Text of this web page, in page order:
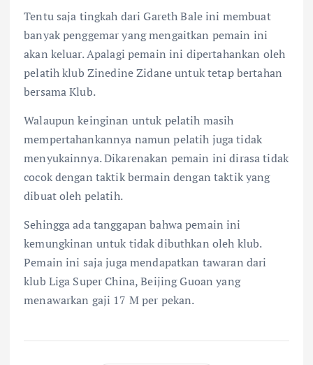
Tentu saja tingkah dari Gareth Bale ini membuat
banyak penggemar yang mengaitkan pemain ini
akan keluar. Apalagi pemain ini dipertahankan oleh
pelatih klub Zinedine Zidane untuk tetap bertahan
bersama Klub.
Walaupun keinginan untuk pelatih masih
mempertahankannya namun pelatih juga tidak
menyukainnya. Dikarenakan pemain ini dirasa tidak
cocok dengan taktik bermain dengan taktik yang
dibuat oleh pelatih.
Sehingga ada tanggapan bahwa pemain ini
kemungkinan untuk tidak dibuthkan oleh klub.
Pemain ini saja juga mendapatkan tawaran dari
klub Liga Super China, Beijing Guoan yang
menawarkan gaji 17 M per pekan.